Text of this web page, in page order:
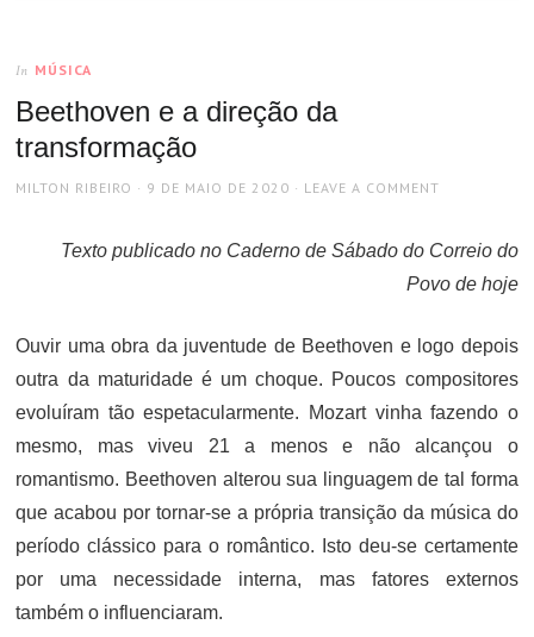
In MÚSICA
Beethoven e a direção da
transformação
AUTHOR
MILTON RIBEIRO
POSTED
9 DE MAIO DE 2020 LEAVE A COMMENT
Texto publicado no Caderno de Sábado do Correio do
Povo de hoje
Ouvir uma obra da juventude de Beethoven e logo depois
outra da maturidade é um choque. Poucos compositores
evoluíram tão espetacularmente. Mozart vinha fazendo o
mesmo, mas viveu 21 a menos e não alcançou o
romantismo. Beethoven alterou sua linguagem de tal forma
que acabou por tornar-se a própria transição da música do
período clássico para o romântico. Isto deu-se certamente
por uma necessidade interna, mas fatores externos
também o influenciaram.